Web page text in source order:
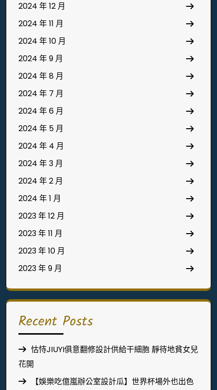
2024 年 12 月
2024 年 11 月
2024 年 10 月
2024 年 9 月
2024 年 8 月
2024 年 7 月
2024 年 6 月
2024 年 5 月
2024 年 4 月
2024 年 3 月
2024 年 2 月
2024 年 1 月
2023 年 12 月
2023 年 11 月
2023 年 10 月
2023 年 9 月
Recent Posts
怙恃JIUYI俱意翻修設計供給干細胞 靜待地貧女兒
花開
【娛樂吃億嵐辦公室設計瓜】世界杯場外也出色